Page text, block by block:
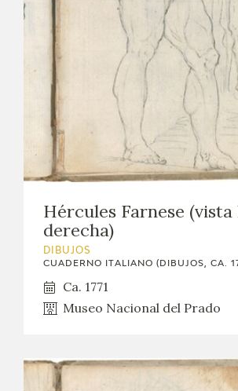
Hércules Farnese
derecha)
DIBUJOS
CUADERNO ITALIANO (DIBUJOS, CA.
Ca. 1771
Museo Nacional del Prado